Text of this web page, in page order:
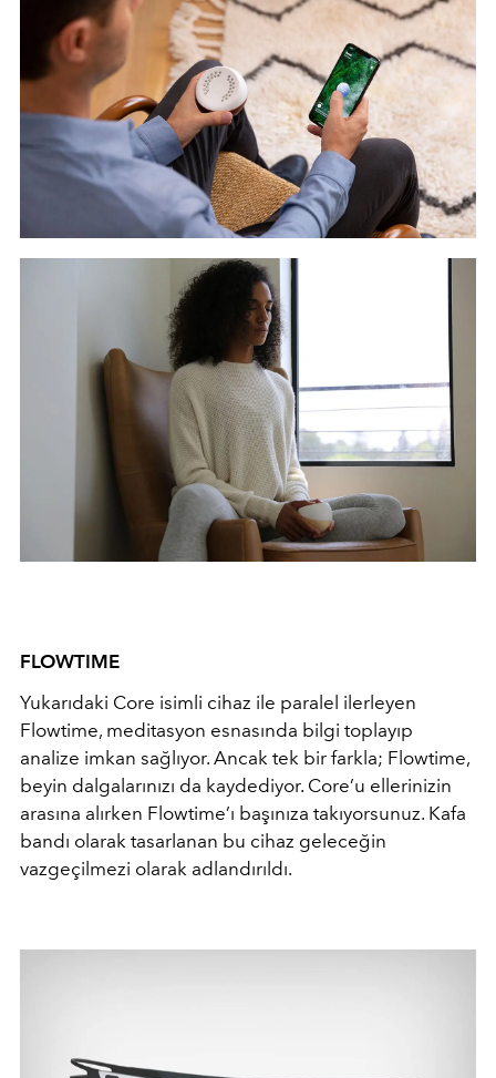
FLOWTIME
Yukarıdaki Core isimli cihaz ile paralel ilerleyen
Flowtime, meditasyon esnasında bilgi toplayıp
analize imkan sağlıyor. Ancak tek bir farkla; Flowtime,
beyin dalgalarınızı da kaydediyor. Core’u ellerinizin
arasına alırken Flowtime’ı başınıza takıyorsunuz. Kafa
bandı olarak tasarlanan bu cihaz geleceğin
vazgeçilmezi olarak adlandırıldı.